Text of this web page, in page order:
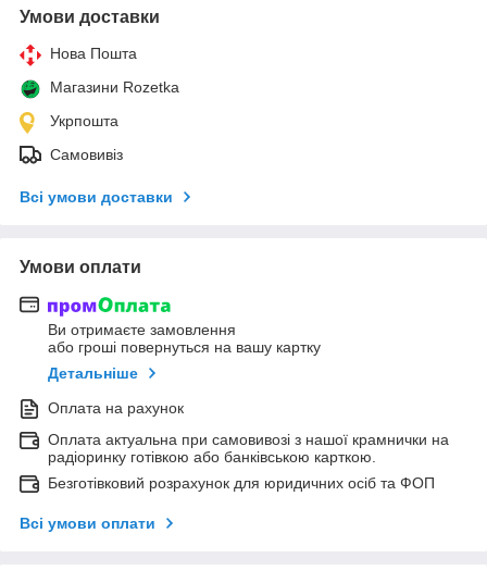
Умови доставки
Нова Пошта
Магазини Rozetka
Укрпошта
Самовивіз
Всі умови доставки
Умови оплати
Ви отримаєте замовлення
або гроші повернуться на вашу картку
Детальніше
Оплата на рахунок
Оплата актуальна при самовивозі з нашої крамнички на
радіоринку готівкою або банківською карткою.
Безготівковий розрахунок для юридичних осіб та ФОП
Всі умови оплати